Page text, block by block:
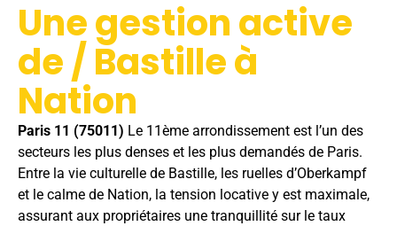
Une gestion active
de / Bastille à
Nation
Paris 11 (75011) Le 11ème arrondissement est l’un des
secteurs les plus denses et les plus demandés de Paris.
Entre la vie culturelle de Bastille, les ruelles d’Oberkampf
et le calme de Nation, la tension locative y est maximale,
assurant aux propriétaires une tranquillité sur le taux